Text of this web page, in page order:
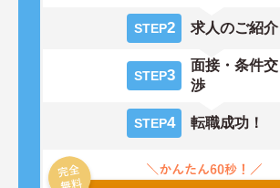
STEP2 求人のご紹介
STEP3
面接・条件交
渉
STEP4 転職成功！